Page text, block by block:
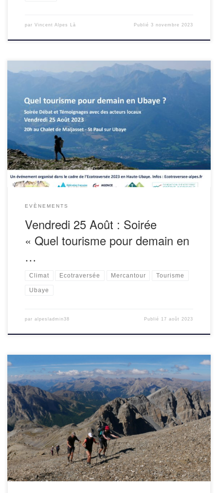
par Vincent Alpes Là Publié3 novembre 2023
Soirée « Quel tourisme pour demain en Ubaye ?A partir de
20h30 : Soirée proposée dans le cadre de l’Ecotraversée
en Ubaye-Mercantour. Débat avec les témoignages
d’acteurs locaux. Voir plus d’infosLieu : […]
EVÈNEMENTS
Vendredi 25 Août : Soirée
« Quel tourisme pour demain en
…
Climat Ecotraversée Mercantour Tourisme
Ubaye
par alpesladmin38 Publié 17 août 2023
Cette itinérance en randonnée à laquelle prendront part
une douzaine de participants partira du Parc du Mercantour
pour parcourir la Haute-Ubaye, de ses villages à ses hauts
sommets et ses derniers […]